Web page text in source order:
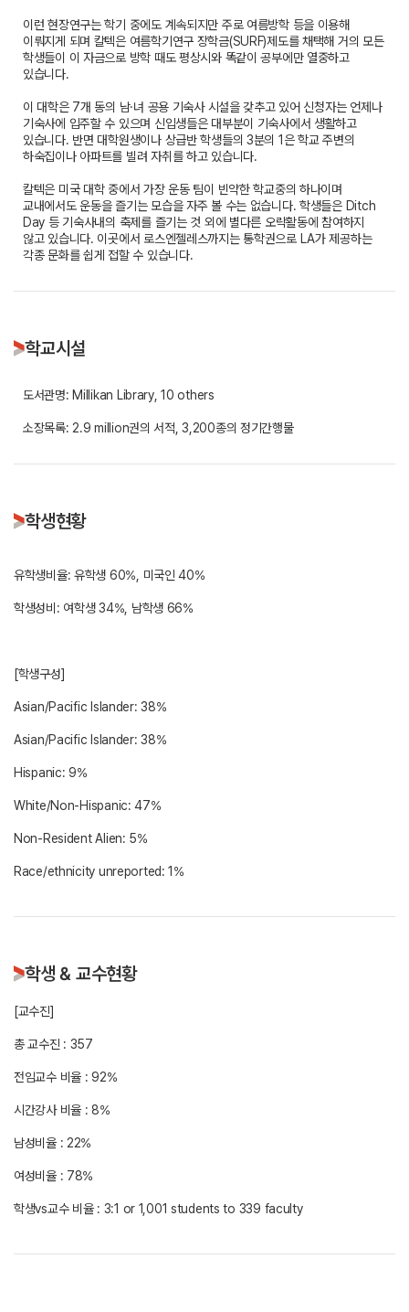
이런 현장연구는 학기 중에도 계속되지만 주로 여름방학 등을 이용해
이뤄지게 되며 칼텍은 여름학기연구 장학금(SURF)제도를 채택해 거의 모든
학생들이 이 자금으로 방학 때도 평상시와 똑같이 공부에만 열중하고
있습니다.
이 대학은 7개 동의 남·녀 공용 기숙사 시설을 갖추고 있어 신청자는 언제나
기숙사에 입주할 수 있으며 신입생들은 대부분이 기숙사에서 생활하고
있습니다. 반면 대학원생이나 상급반 학생들의 3분의 1은 학교 주변의
하숙집이나 아파트를 빌려 자취를 하고 있습니다.
칼텍은 미국 대학 중에서 가장 운동 팀이 빈약한 학교중의 하나이며
교내에서도 운동을 즐기는 모습을 자주 볼 수는 없습니다. 학생들은 Ditch
Day 등 기숙사내의 축제를 즐기는 것 외에 별다른 오락활동에 참여하지
않고 있습니다. 이곳에서 로스엔젤레스까지는 통학권으로 LA가 제공하는
각종 문화를 쉽게 접할 수 있습니다.
학교시설
도서관명: Millikan Library, 10 others
소장목록: 2.9 million권의 서적, 3,200종의 정기간행물
학생현황
유학생비율: 유학생 60%, 미국인 40%
학생성비: 여학생 34%, 남학생 66%
[학생구성]
Asian/Pacific Islander: 38%
Asian/Pacific Islander: 38%
Hispanic: 9%
White/Non-Hispanic: 47%
Non-Resident Alien: 5%
학생 & 교수현황
[교수진]
총 교수진 : 357
전임교수 비율 : 92%
시간강사 비율 : 8%
남성비율 : 22%
여성비율 : 78%
학생vs교수 비율 : 3:1 or 1,001 students to 339 faculty